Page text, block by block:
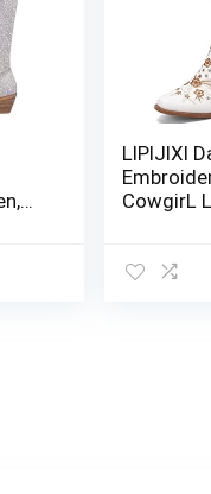
LIPIJIXI
CowgirL
dames